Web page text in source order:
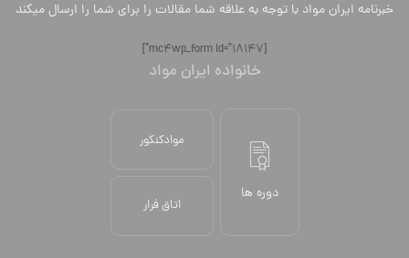
خبرنامه ایران مواد با توجه به علاقه شما مقالات را برای شما را ارسال میکند
[mc4wp_form id="18147"]
خانواده ایران مواد
دوره ها
موادکنکور
اتاق فرار